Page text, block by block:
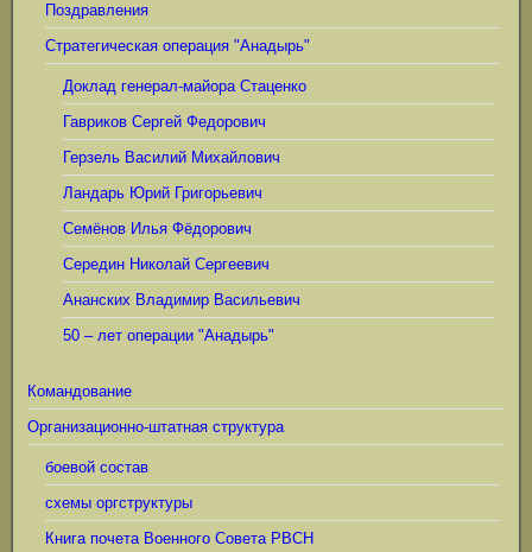
Поздравления
Стратегическая операция "Анадырь"
Доклад генерал-майора Стаценко
Гавриков Сергей Федорович
Герзель Василий Михайлович
Ландарь Юрий Григорьевич
Семёнов Илья Фёдорович
Середин Николай Сергеевич
Ананских Владимир Васильевич
50 – лет операции "Анадырь"
Командование
Организационно-штатная структура
боевой состав
схемы оргструктуры
Книга почета Военного Совета РВСН